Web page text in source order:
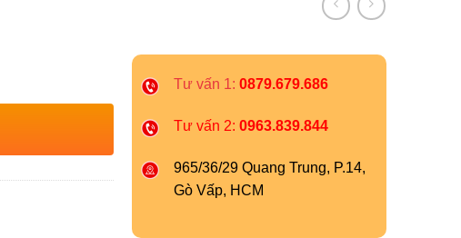
Tư vấn 1: 0879.679.686
Tư vấn 2: 0963.839.844
965/36/29 Quang Trung, P.14,
Gò Vấp, HCM